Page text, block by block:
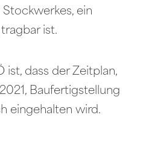
ein
ist.
ist, dass der Zeitplan,
Baufertigstellung
eingehalten wird.